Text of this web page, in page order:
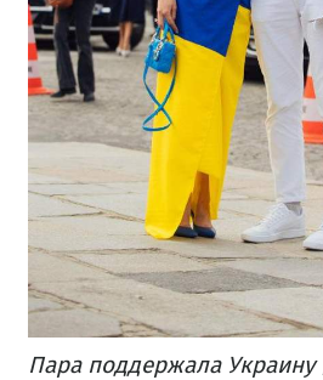
Пара поддержала